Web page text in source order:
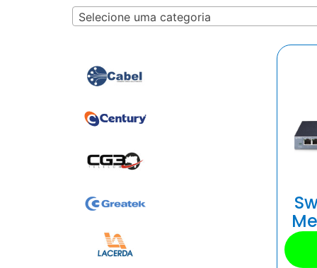
Selecione uma categoria